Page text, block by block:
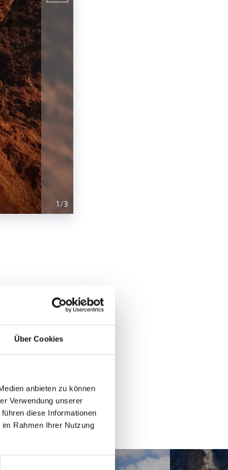
Über Cookies
anbieten zu können
Verwendung unserer
diese Informationen
Rahmen Ihrer Nutzung
1 /3